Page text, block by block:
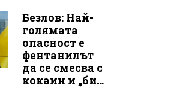
Безлов: Най-
голямата
опасност е
фентанилът
да се смесва с
кокаин и „би...